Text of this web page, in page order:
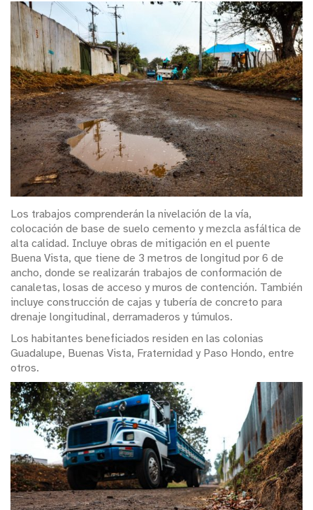
Los trabajos comprenderán la nivelación de la vía,
colocación de base de suelo cemento y mezcla asfáltica de
alta calidad. Incluye obras de mitigación en el puente
Buena Vista, que tiene de 3 metros de longitud por 6 de
ancho, donde se realizarán trabajos de conformación de
canaletas, losas de acceso y muros de contención. También
incluye construcción de cajas y tubería de concreto para
drenaje longitudinal, derramaderos y túmulos.
Los habitantes beneficiados residen en las colonias
Guadalupe, Buenas Vista, Fraternidad y Paso Hondo, entre
otros.